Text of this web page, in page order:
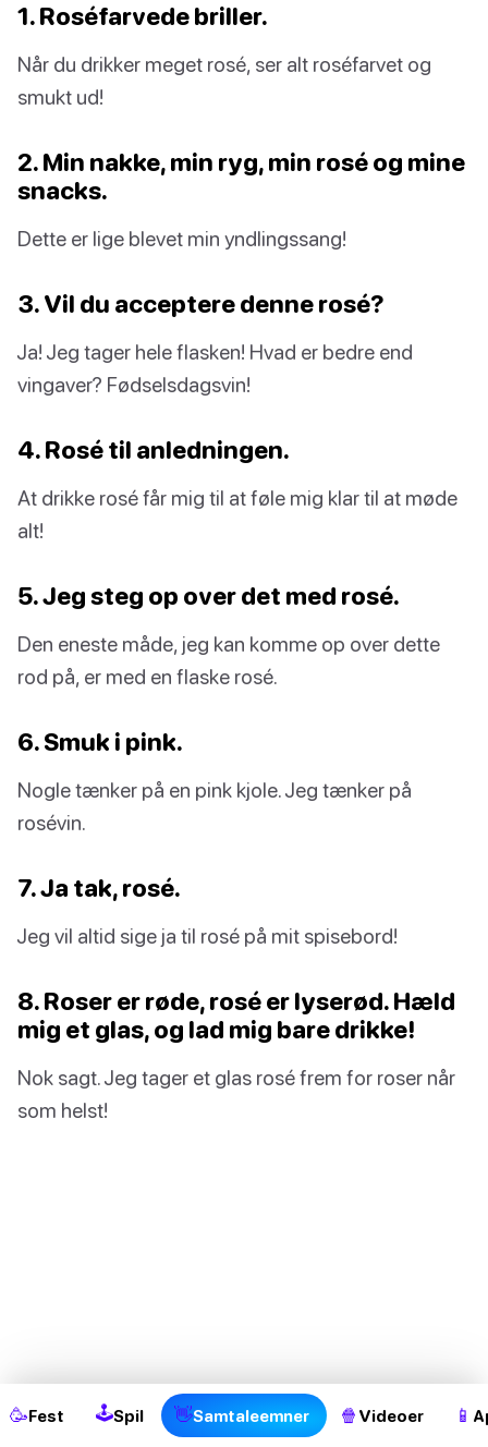
1. Roséfarvede briller.
Når du drikker meget rosé, ser alt roséfarvet og
smukt ud!
2. Min nakke, min ryg, min rosé og mine
snacks.
Dette er lige blevet min yndlingssang!
3. Vil du acceptere denne rosé?
Ja! Jeg tager hele flasken! Hvad er bedre end
vingaver? Fødselsdagsvin!
4. Rosé til anledningen.
At drikke rosé får mig til at føle mig klar til at møde
alt!
5. Jeg steg op over det med rosé.
Den eneste måde, jeg kan komme op over dette
rod på, er med en flaske rosé.
6. Smuk i pink.
Nogle tænker på en pink kjole. Jeg tænker på
rosévin.
7. Ja tak, rosé.
Jeg vil altid sige ja til rosé på mit spisebord!
8. Roser er røde, rosé er lyserød. Hæld
mig et glas, og lad mig bare drikke!
Nok sagt. Jeg tager et glas rosé frem for roser når
som helst!
🥳Fest 🕹Spil 👋Samtaleemner 🍿 Videoer 📱